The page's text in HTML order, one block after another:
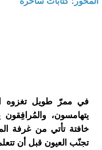
في ممرّ طويل تغزوه
يتهامسون،
خافتة تأتي من غرفة
تجنّب العيون قبل أن